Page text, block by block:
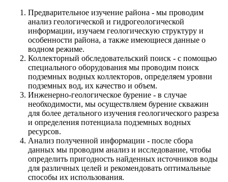
Предварительное изучение района - мы проводим
анализ геологической и гидрогеологической
информации, изучаем геологическую структуру и
особенности района, а также имеющиеся данные о
водном режиме.
Коллекторный обследовательский поиск - с помощью
специального оборудования мы проводим поиск
подземных водных коллекторов, определяем уровни
подземных вод, их качество и объем.
Инженерно-геологическое бурение - в случае
необходимости, мы осуществляем бурение скважин
для более детального изучения геологического разреза
и определения потенциала подземных водных
ресурсов.
Анализ полученной информации - после сбора
данных мы проводим анализ и исследование, чтобы
определить пригодность найденных источников воды
для различных целей и рекомендовать оптимальные
способы их использования.